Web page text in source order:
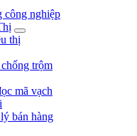
công nghiệp
thị
trộm
mã vạch
bán hàng